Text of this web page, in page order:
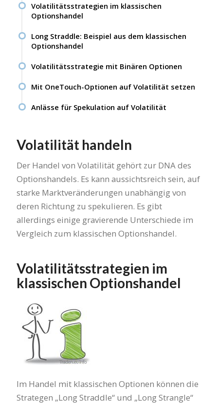
Volatilitätsstrategien im klassischen
Optionshandel
Long Straddle: Beispiel aus dem klassischen
Optionshandel
Volatilitätsstrategie mit Binären Optionen
Mit OneTouch-Optionen auf Volatilität setzen
Anlässe für Spekulation auf Volatilität
Volatilität handeln
Der Handel von Volatilität gehört zur DNA des
Optionshandels. Es kann aussichtsreich sein, auf
starke Marktveränderungen unabhängig von
deren Richtung zu spekulieren. Es gibt
allerdings einige gravierende Unterschiede im
Vergleich zum klassischen Optionshandel.
Volatilitätsstrategien im
klassischen Optionshandel
Im Handel mit klassischen Optionen können die
Strategen „Long Straddle“ und „Long Strangle“